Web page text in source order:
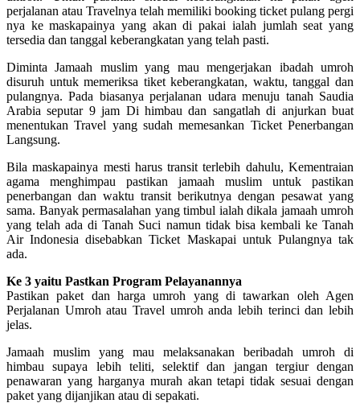
perjalanan atau Travelnya telah memiliki booking ticket pulang pergi
nya ke maskapainya yang akan di pakai ialah jumlah seat yang
tersedia dan tanggal keberangkatan yang telah pasti.
Diminta Jamaah muslim yang mau mengerjakan ibadah umroh
disuruh untuk memeriksa tiket keberangkatan, waktu, tanggal dan
pulangnya. Pada biasanya perjalanan udara menuju tanah Saudia
Arabia seputar 9 jam Di himbau dan sangatlah di anjurkan buat
menentukan Travel yang sudah memesankan Ticket Penerbangan
Langsung.
Bila maskapainya mesti harus transit terlebih dahulu, Kementraian
agama menghimpau pastikan jamaah muslim untuk pastikan
penerbangan dan waktu transit berikutnya dengan pesawat yang
sama. Banyak permasalahan yang timbul ialah dikala jamaah umroh
yang telah ada di Tanah Suci namun tidak bisa kembali ke Tanah
Air Indonesia disebabkan Ticket Maskapai untuk Pulangnya tak
ada.
Ke 3 yaitu Pastkan Program Pelayanannya
Pastikan paket dan harga umroh yang di tawarkan oleh Agen
Perjalanan Umroh atau Travel umroh anda lebih terinci dan lebih
jelas.
Jamaah muslim yang mau melaksanakan beribadah umroh di
himbau supaya lebih teliti, selektif dan jangan tergiur dengan
penawaran yang harganya murah akan tetapi tidak sesuai dengan
paket yang dijanjikan atau di sepakati.